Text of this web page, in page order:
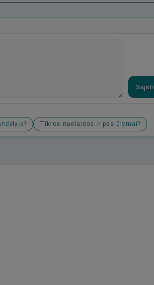
Siųsti
Tikros nuolaidos ir pasiūlymai?